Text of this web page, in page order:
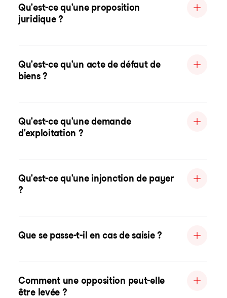
Qu'est-ce qu'une proposition
juridique ?
Qu'est-ce qu'un acte de défaut de
biens ?
Qu'est-ce qu'une demande
d'exploitation ?
Qu'est-ce qu'une injonction de payer
?
Que se passe-t-il en cas de saisie ?
Comment une opposition peut-elle
être levée ?